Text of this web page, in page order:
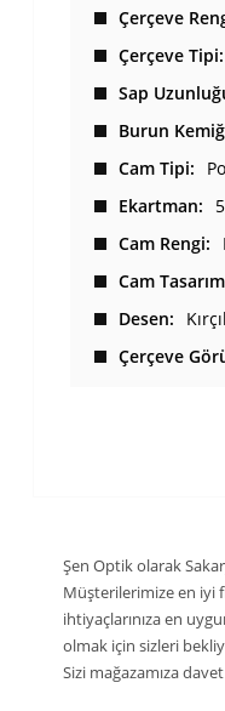
Çerçeve
Çerçeve Tipi
Sap
Burun
Cam Tipi
Ekartman
Cam Rengi
Cam
Desen
Çerçeve
Şen Optik olarak
Müşterilerimize en iyi
ihtiyaçlarınıza en
olmak için sizleri
Sizi mağazamıza